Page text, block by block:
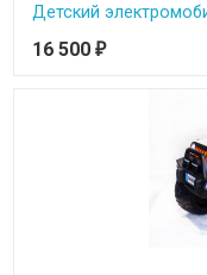
Детский
16 500 ₽